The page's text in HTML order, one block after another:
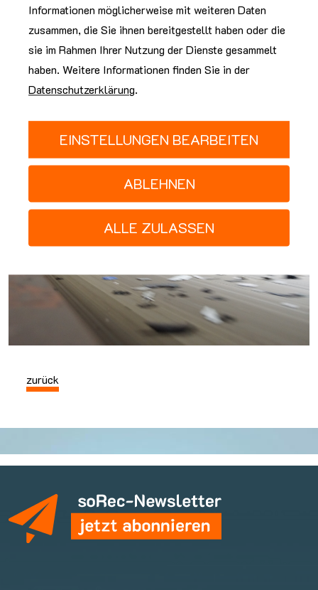
Kreislaufwirtschaft ein Stück besser machen. Die
Spezialisierung auf Elektroschrott, Industrieschrott und
Kommunalentsorgung gilt besonders für grosse Unternehmen,
die eine grosse Menge an recycelbaren Material besitzen.
Recyclinganliegen.
zurück
Informationen möglicherweise mit weiteren Daten
zusammen, die Sie ihnen bereitgestellt haben oder die
sie im Rahmen Ihrer Nutzung der Dienste gesammelt
haben. Weitere Informationen finden Sie in der
Datenschutzerklärung.
EINSTELLUNGEN BEARBEITEN
ABLEHNEN
ALLE ZULASSEN